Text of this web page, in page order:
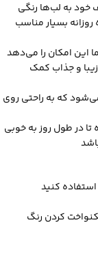
خود به لب‌ها رنگی
بسیار مناسب
این امکان را می‌دهد
و جذاب کمک
که به راحتی روی
تا در طول روز به خوبی
کردن رنگ